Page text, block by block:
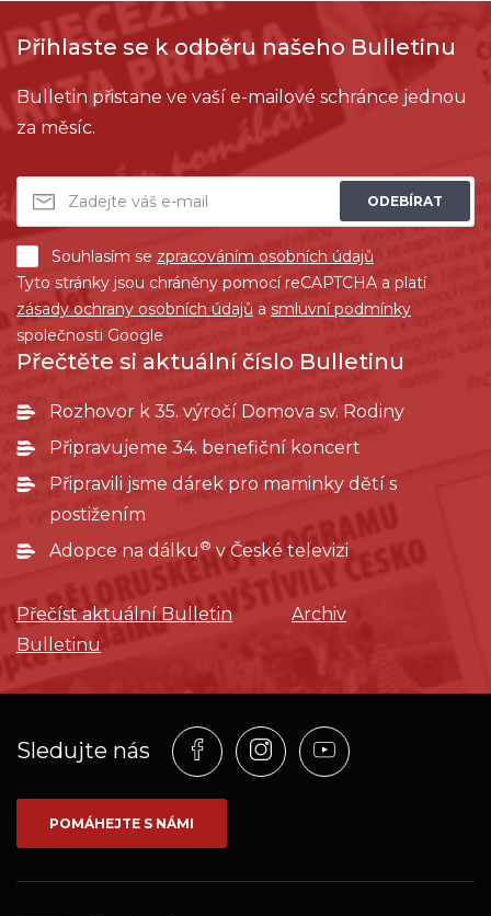
Přihlaste se k odběru našeho Bulletinu
Bulletin přistane ve vaší e-mailové schránce jednou
za měsíc.
ODEBÍRAT
Souhlasím se zpracováním osobních údajů
Tyto stránky jsou chráněny pomocí reCAPTCHA a platí
zásady ochrany osobních údajů a smluvní podmínky
společnosti Google
Přečtěte si aktuální číslo Bulletinu
Rozhovor k 35. výročí Domova sv. Rodiny
Připravujeme 34. benefiční koncert
Připravili jsme dárek pro maminky dětí s
postižením
Adopce na dálku ®v České televizi
Přečíst aktuální Bulletin
Archiv
Bulletinu
Sledujte nás
Profil
na
síti_Facebook
Profil
na
Profil
na
POMÁHEJTE S NÁMI